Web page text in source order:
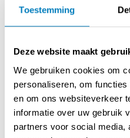
Toestemming
Deze website maakt
We gebruiken cookies om
personaliseren, om
en om ons websiteverkeer
informatie over uw gebruik
partners voor social media,
Beschrijving
Dit instapklaar Restaurant
driehoek Oostende -
paardenroutes. De
woongelegenheid heeft
en is bovendien vrij van
opportuniteit met diverse